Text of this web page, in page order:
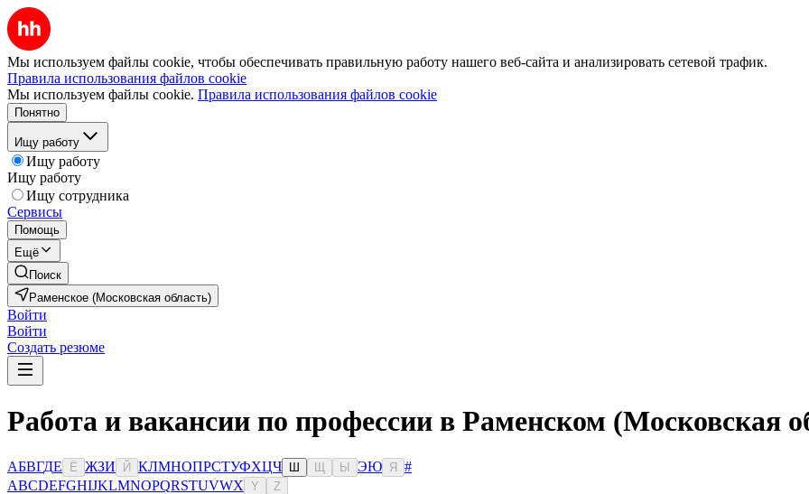
Мы используем файлы cookie, чтобы обеспечивать правильную работу нашего веб-сайта и анализировать сетевой трафик.
Правила использования файлов cookie
Мы используем файлы cookie. Правила использования файлов cookie
Понятно
Ищу работу
Ищу работу
Ищу работу
Ищу сотрудника
Сервисы
Помощь
Ещё
Поиск
Раменское (Московская область)
Войти
Войти
Создать резюме
Работа и вакансии по профессии в Раменском (Московская
АБВГДЕ Ё ЖЗИ Й КЛМНОПРСТУФХЦЧ Ы ЭЮ Я
#
ABCDEFGHIJKLMNOPQRSTUVWX Y Z